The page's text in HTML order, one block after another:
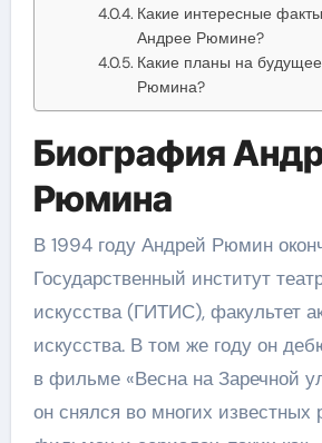
Какие интересные
Андрее Рюмине?
Какие планы на
Рюмина?
Биография
Рюмина
В 1994 году Андрей Рюмин
Государственный институт
искусства (ГИТИС), факультет
искусства. В том же году он
в фильме «Весна на Заречной
он снялся во многих известных